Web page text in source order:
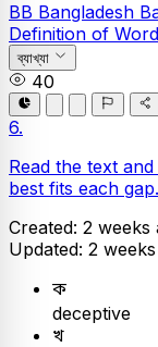
BB Bangladesh
Definition of
ব্যাখ্যা
40
6.
Read the text
best fits each gap.
Created: 2 weeks
Updated: 2
ক
deceptive
খ